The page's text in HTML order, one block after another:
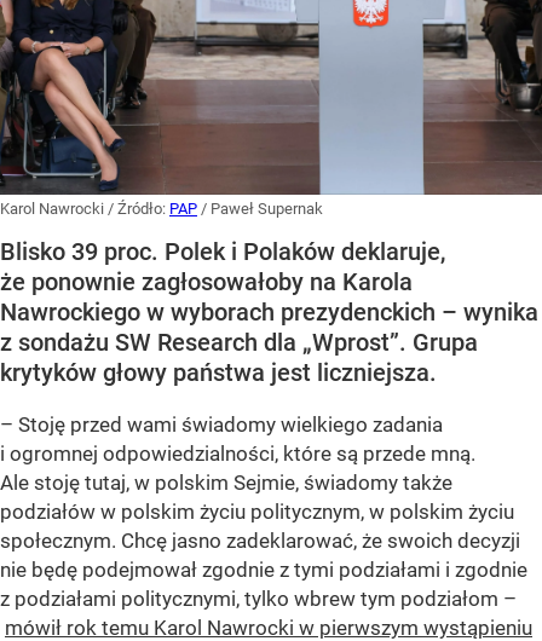
Karol Nawrocki / Źródło: PAP / Paweł Supernak
Blisko 39 proc. Polek i Polaków deklaruje,
że ponownie zagłosowałoby na Karola
Nawrockiego w wyborach prezydenckich – wynika
z sondażu SW Research dla „Wprost”. Grupa
krytyków głowy państwa jest liczniejsza.
– Stoję przed wami świadomy wielkiego zadania
i ogromnej odpowiedzialności, które są przede mną.
Ale stoję tutaj, w polskim Sejmie, świadomy także
podziałów w polskim życiu politycznym, w polskim życiu
społecznym. Chcę jasno zadeklarować, że swoich decyzji
nie będę podejmował zgodnie z tymi podziałami i zgodnie
z podziałami politycznymi, tylko wbrew tym podziałom –
mówił rok temu Karol Nawrocki w pierwszym wystąpieniu